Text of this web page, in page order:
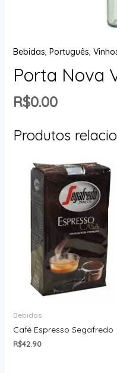
Bebidas, Português,
Porta Nova
R$0.00
Produtos
Bebidas
Café Espresso Segafredo
R$42.90